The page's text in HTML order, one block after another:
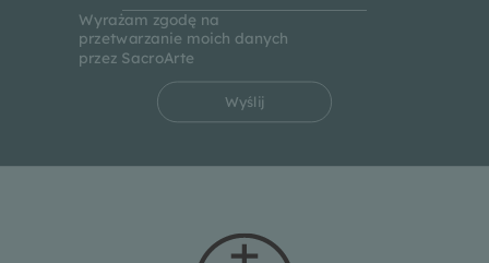
Wyrażam zgodę na
przetwarzanie moich danych
przez SacroArte
Wyślij